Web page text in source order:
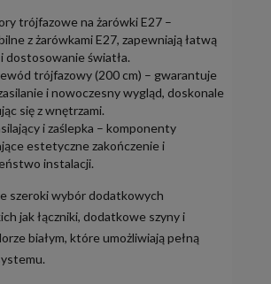
trójfazowe na żarówki E27 –
z żarówkami E27, zapewniają łatwą
dostosowanie światła.
trójfazowy (200 cm) – gwarantuje
i nowoczesny wygląd, doskonale
się z wnętrzami.
i zaślepka – komponenty
estetyczne zakończenie i
instalacji.
szeroki wybór dodatkowych
jak łączniki, dodatkowe szyny i
białym, które umożliwiają pełną